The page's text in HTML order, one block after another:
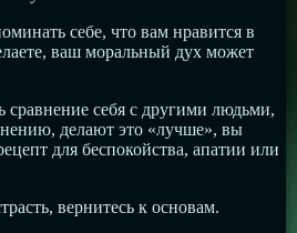
себе, что вам нравится в
ваш моральный дух может
сравнение себя с другими людьми,
делают это «лучше», вы
для беспокойства, апатии или
вернитесь к основам.